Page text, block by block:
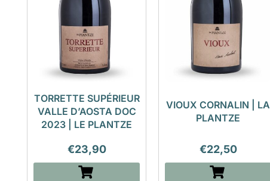
TORRETTE SUPÉRIEUR
VALLE D’AOSTA DOC
2023 | LE PLANTZE
€23,90
VIOUX CORNALIN | LA
PLANTZE
€22,50